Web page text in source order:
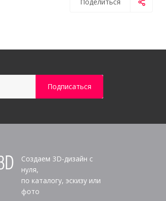
Создаем 3D-дизайн с
нуля,
по каталогу, эскизу или
фото